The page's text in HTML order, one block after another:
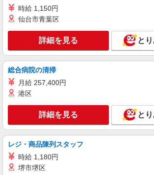
紹介予定派遣
株式会社シエロ
【softbank】人気機種に詳
月給207900円〜260200円
る） 資格手当（1〜6万円）賞
年収400万円以上への昇給実
★交通費別途支給（規定あり） ゜+゜・。○。・゜
+゜・。○。・゜+゜ 入社祝い
有) ゜・。○。・゜+゜・。○。
愛知県名古屋市緑区の
詳
株式会社シエロ
【ソフトバンク】の店舗ス
月給 201000円 〜231000円
る） 固定残業代: 11000円 〜
当） ＊時間外手当は時間外
ず、固定残業代として支給し
愛知県名古屋市緑区の
時給 1,150円
仙台市青葉区
詳細を見る と
総合病院の清掃
月給 257,400円
港区
詳細を見る と
レジ・商品陳列スタッフ
時給 1,180円
堺市堺区